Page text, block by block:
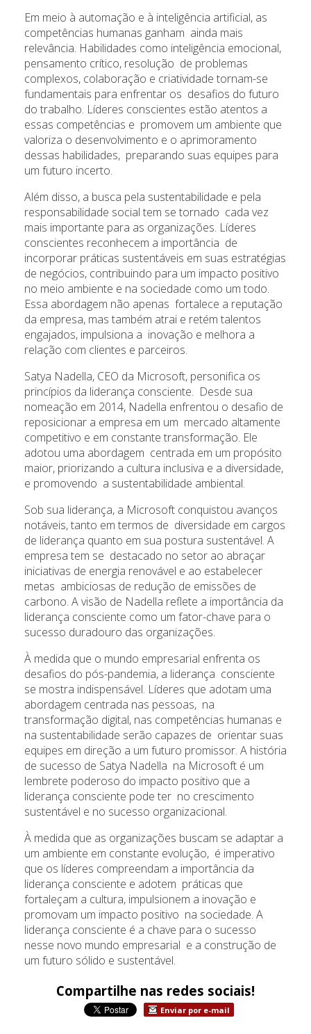
Em meio à automação e à inteligência artificial, as
competências humanas ganham ainda mais
relevância. Habilidades como inteligência emocional,
pensamento crítico, resolução de problemas
complexos, colaboração e criatividade tornam-se
fundamentais para enfrentar os desafios do futuro
do trabalho. Líderes conscientes estão atentos a
essas competências e promovem um ambiente que
valoriza o desenvolvimento e o aprimoramento
dessas habilidades, preparando suas equipes para
um futuro incerto.
Além disso, a busca pela sustentabilidade e pela
responsabilidade social tem se tornado cada vez
mais importante para as organizações. Líderes
conscientes reconhecem a importância de
incorporar práticas sustentáveis em suas estratégias
de negócios, contribuindo para um impacto positivo
no meio ambiente e na sociedade como um todo.
Essa abordagem não apenas fortalece a reputação
da empresa, mas também atrai e retém talentos
engajados, impulsiona a inovação e melhora a
relação com clientes e parceiros.
Satya Nadella, CEO da Microsoft, personifica os
princípios da liderança consciente. Desde sua
nomeação em 2014, Nadella enfrentou o desafio de
reposicionar a empresa em um mercado altamente
competitivo e em constante transformação. Ele
adotou uma abordagem centrada em um propósito
maior, priorizando a cultura inclusiva e a diversidade,
e promovendo a sustentabilidade ambiental.
Sob sua liderança, a Microsoft conquistou avanços
notáveis, tanto em termos de diversidade em cargos
de liderança quanto em sua postura sustentável. A
empresa tem se destacado no setor ao abraçar
iniciativas de energia renovável e ao estabelecer
metas ambiciosas de redução de emissões de
carbono. A visão de Nadella reflete a importância da
liderança consciente como um fator-chave para o
sucesso duradouro das organizações.
À medida que o mundo empresarial enfrenta os
desafios do pós-pandemia, a liderança consciente
se mostra indispensável. Líderes que adotam uma
abordagem centrada nas pessoas, na
transformação digital, nas competências humanas e
na sustentabilidade serão capazes de orientar suas
equipes em direção a um futuro promissor. A história
de sucesso de Satya Nadella na Microsoft é um
lembrete poderoso do impacto positivo que a
liderança consciente pode ter no crescimento
sustentável e no sucesso organizacional.
À medida que as organizações buscam se adaptar a
um ambiente em constante evolução, é imperativo
que os líderes compreendam a importância da
liderança consciente e adotem práticas que
fortaleçam a cultura, impulsionem a inovação e
promovam um impacto positivo na sociedade. A
liderança consciente é a chave para o sucesso
nesse novo mundo empresarial e a construção de
um futuro sólido e sustentável.
Compartilhe nas redes sociais!
Enviar por e-mail